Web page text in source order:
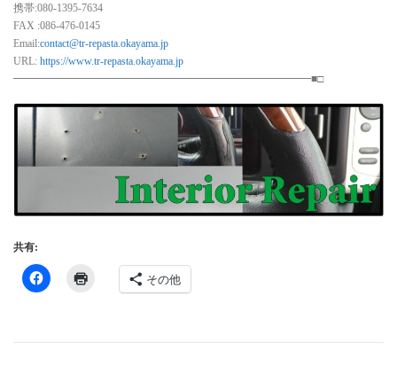
携帯:080-1395-7634
FAX :086-476-0145
Email:contact@tr-repasta.okayama.jp
URL: https://www.tr-repasta.okayama.jp
━━━━━━━━━━━━━━━━━━━━━━━━━━━━■□
共有:
その他